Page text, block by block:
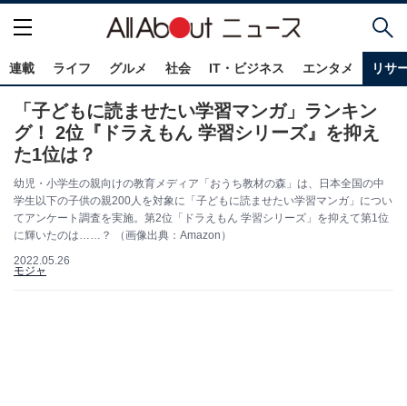
連載 ライフ グルメ 社会 IT・ビジネス エンタメ リサ
「子どもに読ませたい学習マンガ」ランキン
グ！ 2位『ドラえもん 学習シリーズ』を抑え
た1位は？
幼児・小学生の親向けの教育メディア「おうち教材の森」は、日本全国の中
学生以下の子供の親200人を対象に「子どもに読ませたい学習マンガ」につい
てアンケート調査を実施。第2位「ドラえもん 学習シリーズ」を抑えて第1位
に輝いたのは……？ （画像出典：Amazon）
2022.05.26
モジャ